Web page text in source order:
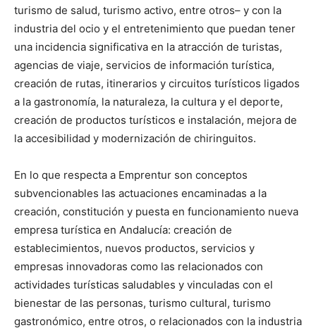
turismo de salud, turismo activo, entre otros– y con la
industria del ocio y el entretenimiento que puedan tener
una incidencia significativa en la atracción de turistas,
agencias de viaje, servicios de información turística,
creación de rutas, itinerarios y circuitos turísticos ligados
a la gastronomía, la naturaleza, la cultura y el deporte,
creación de productos turísticos e instalación, mejora de
la accesibilidad y modernización de chiringuitos.
En lo que respecta a Emprentur son conceptos
subvencionables las actuaciones encaminadas a la
creación, constitución y puesta en funcionamiento nueva
empresa turística en Andalucía: creación de
establecimientos, nuevos productos, servicios y
empresas innovadoras como las relacionados con
actividades turísticas saludables y vinculadas con el
bienestar de las personas, turismo cultural, turismo
gastronómico, entre otros, o relacionados con la industria